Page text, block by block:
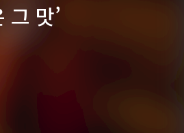
맛’